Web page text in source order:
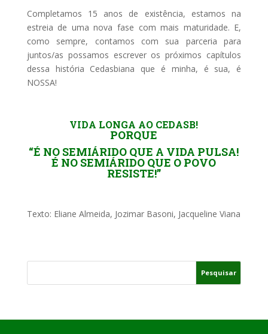
Completamos 15 anos de existência, estamos na
estreia de uma nova fase com mais maturidade. E,
como sempre, contamos com sua parceria para
juntos/as possamos escrever os próximos capítulos
dessa história Cedasbiana que é minha, é sua, é
NOSSA!
VIDA LONGA AO CEDASB!
PORQUE
“É NO SEMIÁRIDO QUE A VIDA PULSA!
É NO SEMIÁRIDO QUE O POVO
RESISTE!”
Texto: Eliane Almeida, Jozimar Basoni, Jacqueline Viana